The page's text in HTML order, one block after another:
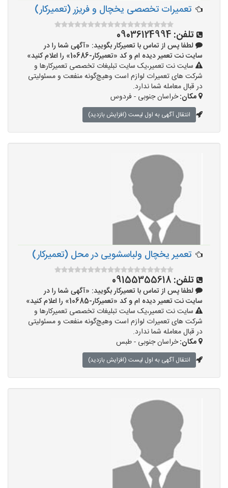
تعمیرات تخصصی یخچال و فریزر (تعمیرکار)
تلفن: 09036124994
لطفا پس از تماس با تعمیرکار بگویید: «آگهی شما را در
سایت نت تعمیر دیده ام و کد «تعمیرکار-10686» را اعلام کنید»
سایت نت تعمیر،یک سایت تبلیغات تخصصی تعمیرکارها و
شرکت های تعمیرات لوازم است وهیچ‌گونه منفعت و مسئولیتی
در قبال معامله شما ندارد.
مکان:خراسان جنوبی - فردوس
انتقال آگهی به اول لیست (افزایش بازدید)
تعمیر یخچال ولباسشویی در محل (تعمیرکار)
تلفن: 09155355618
لطفا پس از تماس با تعمیرکار بگویید: «آگهی شما را در
سایت نت تعمیر دیده ام و کد «تعمیرکار-10685» را اعلام کنید»
سایت نت تعمیر،یک سایت تبلیغات تخصصی تعمیرکارها و
شرکت های تعمیرات لوازم است وهیچ‌گونه منفعت و مسئولیتی
در قبال معامله شما ندارد.
مکان:خراسان جنوبی - طبس
انتقال آگهی به اول لیست (افزایش بازدید)